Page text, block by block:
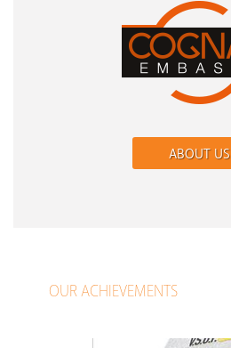
ABOUT US
OUR ACHIEVEMENTS